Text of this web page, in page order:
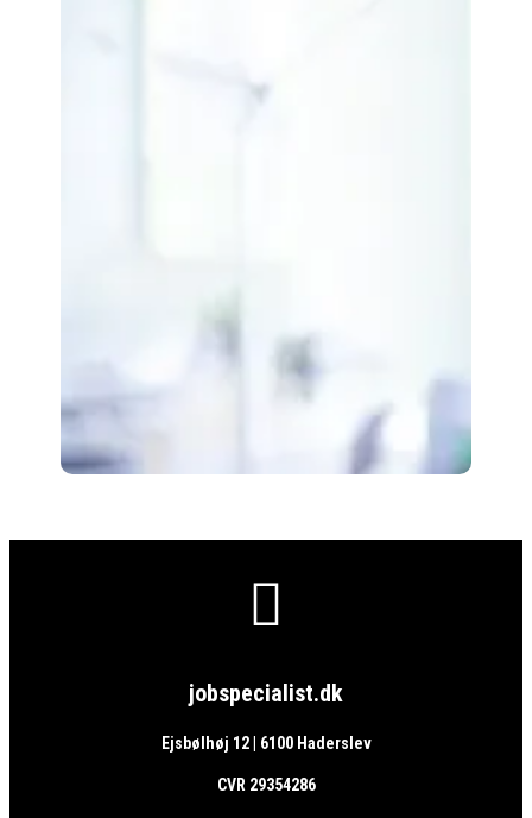

jobspecialist.dk
Ejsbølhøj 12 | 6100 Haderslev
CVR 29354286